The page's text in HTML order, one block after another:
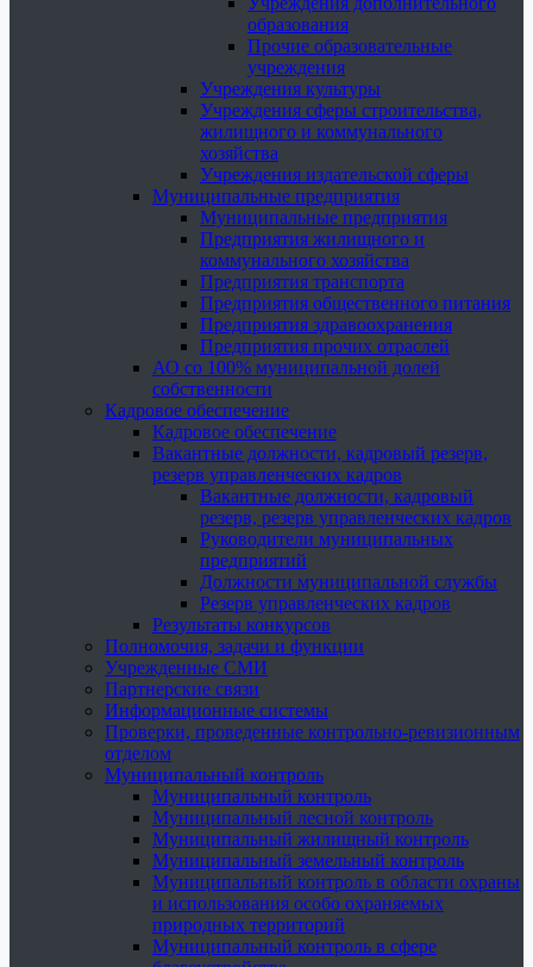
образования
Прочие образовательные
учреждения
Учреждения культуры
Учреждения сферы строительства,
жилищного и коммунального
хозяйства
Учреждения издательской сферы
Муниципальные предприятия
Муниципальные предприятия
Предприятия жилищного и
коммунального хозяйства
Предприятия транспорта
Предприятия общественного питания
Предприятия здравоохранения
Предприятия прочих отраслей
АО со 100% муниципальной долей
собственности
Кадровое обеспечение
Кадровое обеспечение
Вакантные должности, кадровый резерв,
резерв управленческих кадров
Вакантные должности, кадровый
резерв, резерв управленческих кадров
Руководители муниципальных
предприятий
Должности муниципальной службы
Резерв управленческих кадров
Результаты конкурсов
Полномочия, задачи и функции
Учрежденные СМИ
Партнерские связи
Информационные системы
Проверки, проведенные контрольно-ревизионным
отделом
Муниципальный контроль
Муниципальный контроль
Муниципальный лесной контроль
Муниципальный жилищный контроль
Муниципальный земельный контроль
Муниципальный контроль в области охраны
и использования особо охраняемых
природных территорий
Муниципальный контроль в сфере